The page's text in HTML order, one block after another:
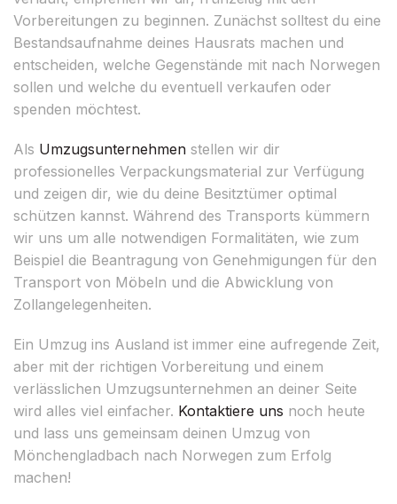
Vorbereitungen zu beginnen. Zunächst solltest du eine
Bestandsaufnahme deines Hausrats machen und
entscheiden, welche Gegenstände mit nach Norwegen
sollen und welche du eventuell verkaufen oder
spenden möchtest.
Als Umzugsunternehmen stellen wir dir
professionelles Verpackungsmaterial zur Verfügung
und zeigen dir, wie du deine Besitztümer optimal
schützen kannst. Während des Transports kümmern
wir uns um alle notwendigen Formalitäten, wie zum
Beispiel die Beantragung von Genehmigungen für den
Transport von Möbeln und die Abwicklung von
Zollangelegenheiten.
Ein Umzug ins Ausland ist immer eine aufregende Zeit,
aber mit der richtigen Vorbereitung und einem
verlässlichen Umzugsunternehmen an deiner Seite
wird alles viel einfacher. Kontaktiere uns noch heute
und lass uns gemeinsam deinen Umzug von
Mönchengladbach nach Norwegen zum Erfolg
machen!